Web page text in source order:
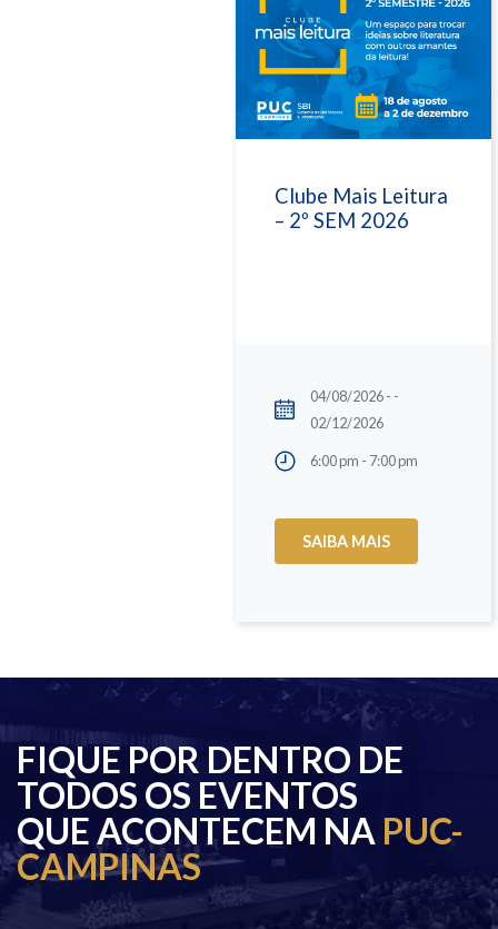
Clube Mais Leitura
– 2º SEM 2026
04/08/2026 - -
02/12/2026
6:00 pm - 7:00 pm
SAIBA MAIS
FIQUE POR DENTRO DE
TODOS OS EVENTOS
QUE ACONTECEM NA PUC-
CAMPINAS